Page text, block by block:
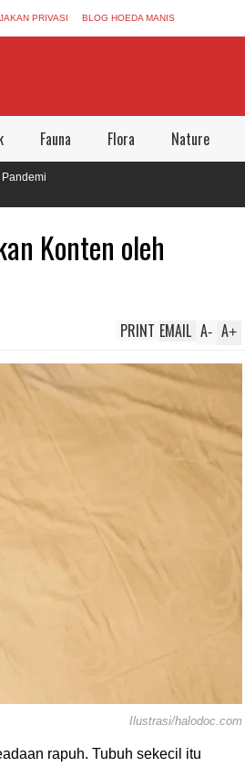
PRIVASI BLOG HOEDA MANIS
Fauna Flora Nature
Konten oleh
A+
A-
EMAIL
PRINT
Ilustrasi/halodoc.com
rapuh. Tubuh sekecil itu